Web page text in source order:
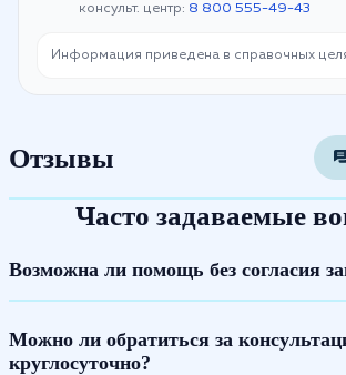
консульт. центр: 8 800 555-49-43
Информация приведена в справочных
Отзывы
Часто задаваемые
Возможна ли помощь без согласия
Можно ли обратиться за
круглосуточно?